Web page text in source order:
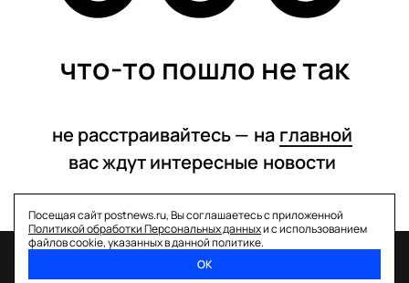
что-то пошло не так
не расстраивайтесь — на главной
вас ждут интересные новости
Посещая сайт postnews.ru, Вы соглашаетесь с приложенной
Политикой обработки Персональных данныхи с использованием
файлов cookie, указанных в данной политике.
ОК